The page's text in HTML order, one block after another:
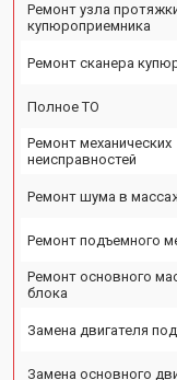
Ремонт узла
купюроприемника
Ремонт сканера
Полное ТО
Ремонт механических
неисправностей
Ремонт шума в
Ремонт подъемного
Ремонт основного
блока
Замена двигателя
Замена основного